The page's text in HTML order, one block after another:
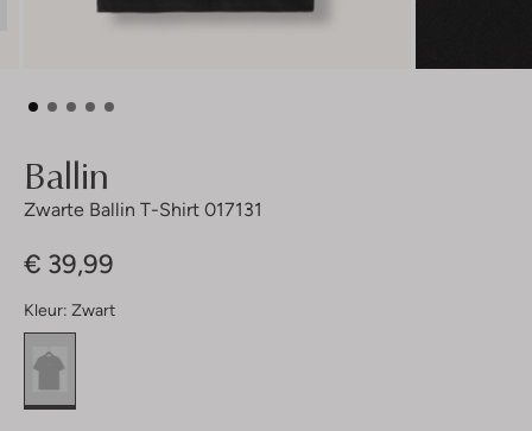
Ballin
Zwarte Ballin T-Shirt 017131
€ 39,99
Kleur: Zwart